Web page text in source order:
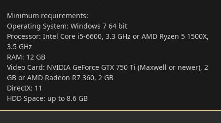
Minimum requirements:
Operating System: Windows 7 64 bit
Processor: Intel Core i5-6600, 3.3 GHz or AMD Ryzen 5 1500X,
3.5 GHz
RAM: 12 GB
Video Card: NVIDIA GeForce GTX 750 Ti (Maxwell or newer), 2
GB or AMD Radeon R7 360, 2 GB
DirectX: 11
HDD Space: up to 8.6 GB